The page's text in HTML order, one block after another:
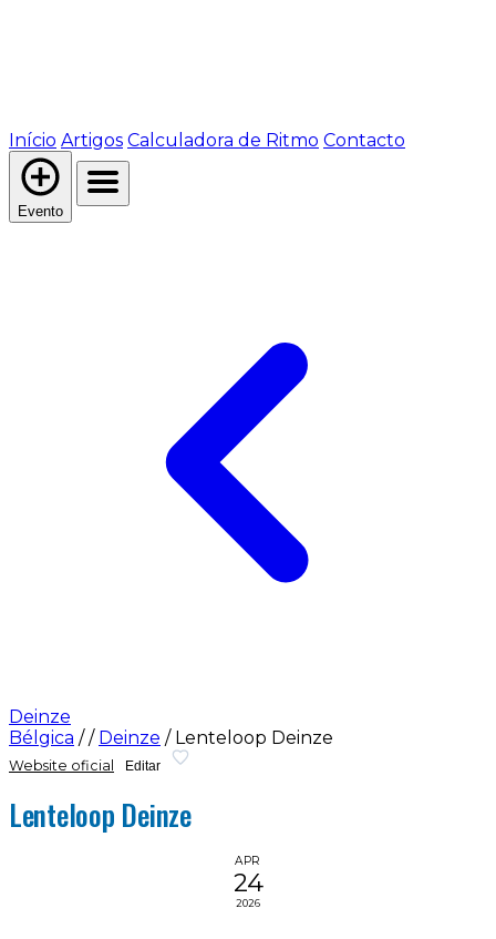
Início Artigos Calculadora de Ritmo Contacto
Evento
Deinze
Bélgica / / Deinze / Lenteloop Deinze
Website oficial Editar
Lenteloop Deinze
APR
24
2026